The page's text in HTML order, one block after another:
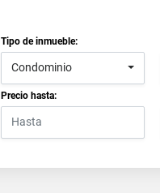
Tipo de inmueble:
Condominio
Precio hasta: